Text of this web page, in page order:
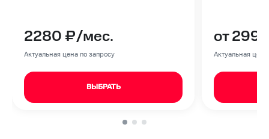
2280 ₽/мес.
Актуальная цена по запросу
ВЫБРАТЬ
от
Актуальная